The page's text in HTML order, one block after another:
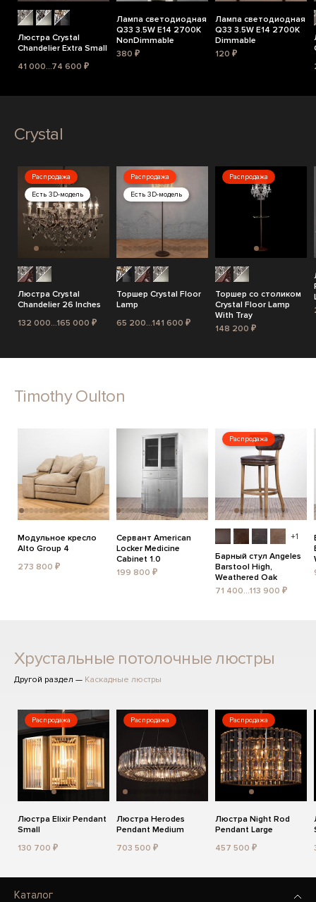
Люстра Crystal
Chandelier Extra Small
41 000...74 600 ₽
Лампа светодиодная
Q33 3.5W E14 2700K
NonDimmable
380 ₽
Лампа светодиодная
Q33 3.5W E14 2700K
Dimmable
120 ₽
Crystal
Распродажа
Есть 3D-модель
Люстра Crystal
Chandelier 26 Inches
132 000...165 000 ₽
Распродажа
Есть 3D-модель
Торшер Crystal Floor
Lamp
65 200...141 600 ₽
Распродажа
Торшер со столиком
Crystal Floor Lamp
With Tray
148 200 ₽
Timothy Oulton
Модульное кресло
Alto Group 4
273 800 ₽
Сервант American
Locker Medicine
Cabinet 1.0
199 800 ₽
Распродажа
+1
Барный стул Angeles
Barstool High,
Weathered Oak
71 400...113 900 ₽
Хрустальные потолочные люстры
Другой раздел — Каскадные люстры
Распродажа
Люстра Elixir Pendant
Small
130 700 ₽
Распродажа
Люстра Herodes
Pendant Medium
703 500 ₽
Распродажа
Люстра Night Rod
Pendant Large
457 500 ₽
Каталог